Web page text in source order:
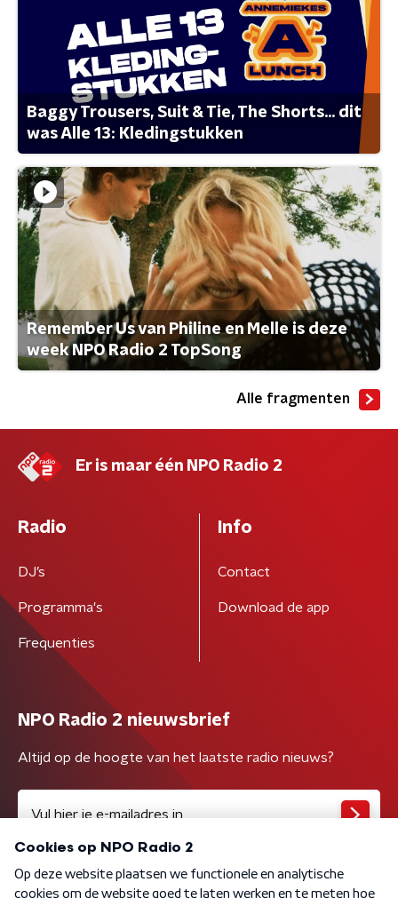
Baggy Trousers, Suit & Tie, The Shorts... dit
was Alle 13: Kledingstukken
Remember Us van Philine en Melle is deze
week NPO Radio 2 TopSong
Alle fragmenten
Er is maar één NPO Radio 2
Radio
DJ’s
Programma's
Frequenties
Info
Contact
Download de app
NPO Radio 2 nieuwsbrief
Altijd op de hoogte van het laatste radio nieuws?